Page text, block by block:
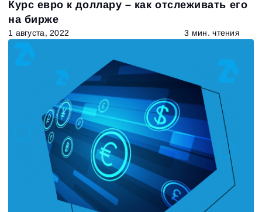
Курс евро к доллару – как отслеживать его
на бирже
1 августа, 2022 3 мин. чтения